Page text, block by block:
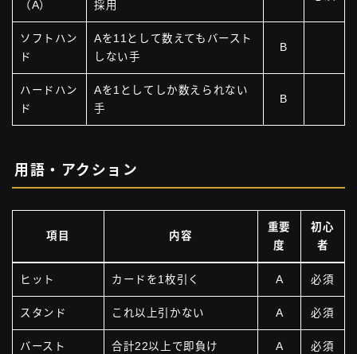
（A） 採用
ソフトハン
ド
Aを11として数えてもバースト
しない手
B
ハードハン
ド
Aを1としてしか数えられない
手
B
用語・アクション
項目 内容
重要
度
初心
者
ヒット カードを1枚引く A 必須
スタンド これ以上引かない A 必須
バースト 合計22以上で即負け A 必須